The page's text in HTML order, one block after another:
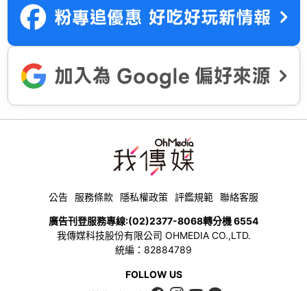
公告 服務條款 隱私權政策 評鑑規範 聯絡客服
廣告刊登服務專線:(02)2377-8068轉分機 6554
我傳媒科技股份有限公司 OHMEDIA CO.,LTD.
統編：82884789
FOLLOW US